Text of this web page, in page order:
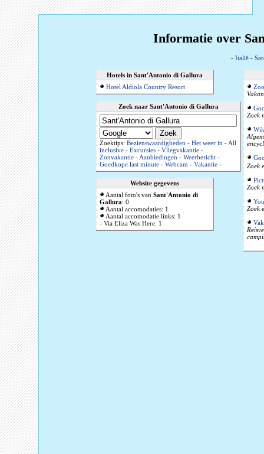
Informatie over
- Italië-
Hotels in Sant'Antonio di Gallura
Hotel Aldiola Country Resort
Zoek naar Sant'Antonio di Gallura
Zoektips: Bezienswaardigheden - Het weer in -All
inclusive - Excursies - Vliegvakantie -
Zonvakantie -Aanbiedingen - Weerbericht -
Goedkope last minute - Webcam - Vakantie -
Website gegevens
Aantal foto's van Sant'Antonio di
Gallura: 0
Aantal accomodaties: 1
Aantal accomodatie links: 1
- Via Eliza Was Here: 1
Zoek
Zoek
Zoek
Zoek